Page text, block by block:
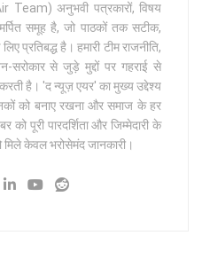
Team) अनुभवी पत्रकारों, विषय
समूह है, जो पाठकों तक सटीक,
प्रतिबद्ध है। हमारी टीम राजनीति,
से जुड़े मुद्दों पर गहराई से
है। 'द न्यूज़ एयर' का मुख्य उद्देश्य
को बनाए रखना और समाज के हर
पूरी पारदर्शिता और जिम्मेदारी के
केवल भरोसेमंद जानकारी।